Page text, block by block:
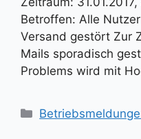
Betroffen: Alle
Versand gestört Zur
Mails sporadisch
Problems wird mit
Kategorien